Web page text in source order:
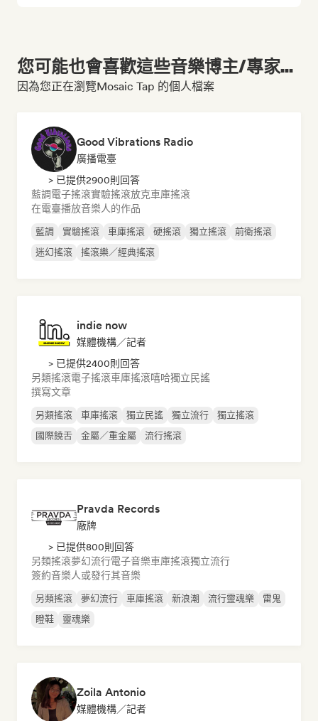
您可能也會喜歡這些音樂博主/專家...
因為您正在瀏覽Mosaic Tap 的個人檔案
Good Vibrations Radio
廣播電臺
> 已提供2900則回答
藍調電子搖滾實驗搖滾放克車庫搖滾
在電臺播放音樂人的作品
藍調 實驗搖滾 車庫搖滾 硬搖滾 獨立搖滾
前衛搖滾
迷幻搖滾
搖滾樂／經典搖滾
indie now
媒體機構／記者
> 已提供2400則回答
另類搖滾電子搖滾車庫搖滾嘻哈獨立民謠
撰寫文章
另類搖滾 車庫搖滾 獨立民謠 獨立流行
獨立搖滾
國際饒舌
金屬／重金屬 流行搖滾
Pravda Records
廠牌
> 已提供800則回答
另類搖滾夢幻流行電子音樂車庫搖滾獨立流行
簽約音樂人或發行其音樂
另類搖滾 夢幻流行 車庫搖滾 新浪潮 流行靈魂樂
雷鬼
瞪鞋
靈魂樂
Zoila Antonio
媒體機構／記者